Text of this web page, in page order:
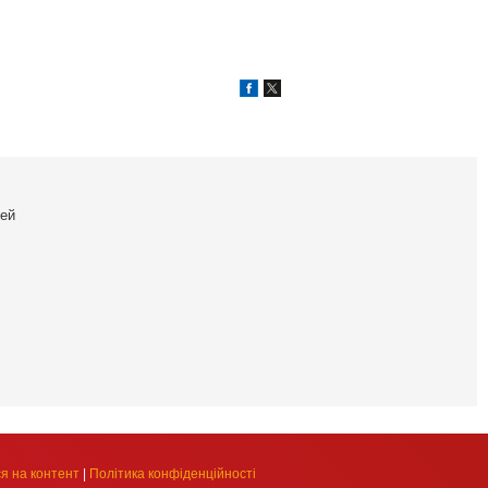
на контент | Політика конфіденційності